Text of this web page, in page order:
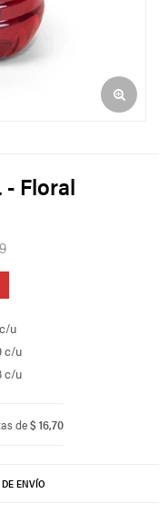
Floral
u
c/u
c/u
de$ 16,70
ENVÍO